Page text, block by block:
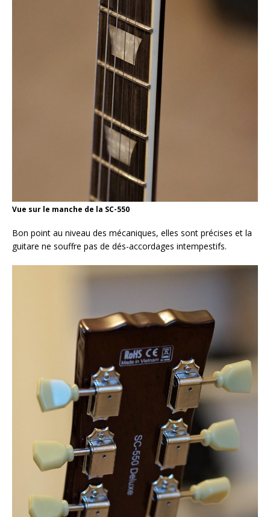
Vue sur le manche de la SC-550
Bon point au niveau des mécaniques, elles sont précises et la
guitare ne souffre pas de dés-accordages intempestifs.